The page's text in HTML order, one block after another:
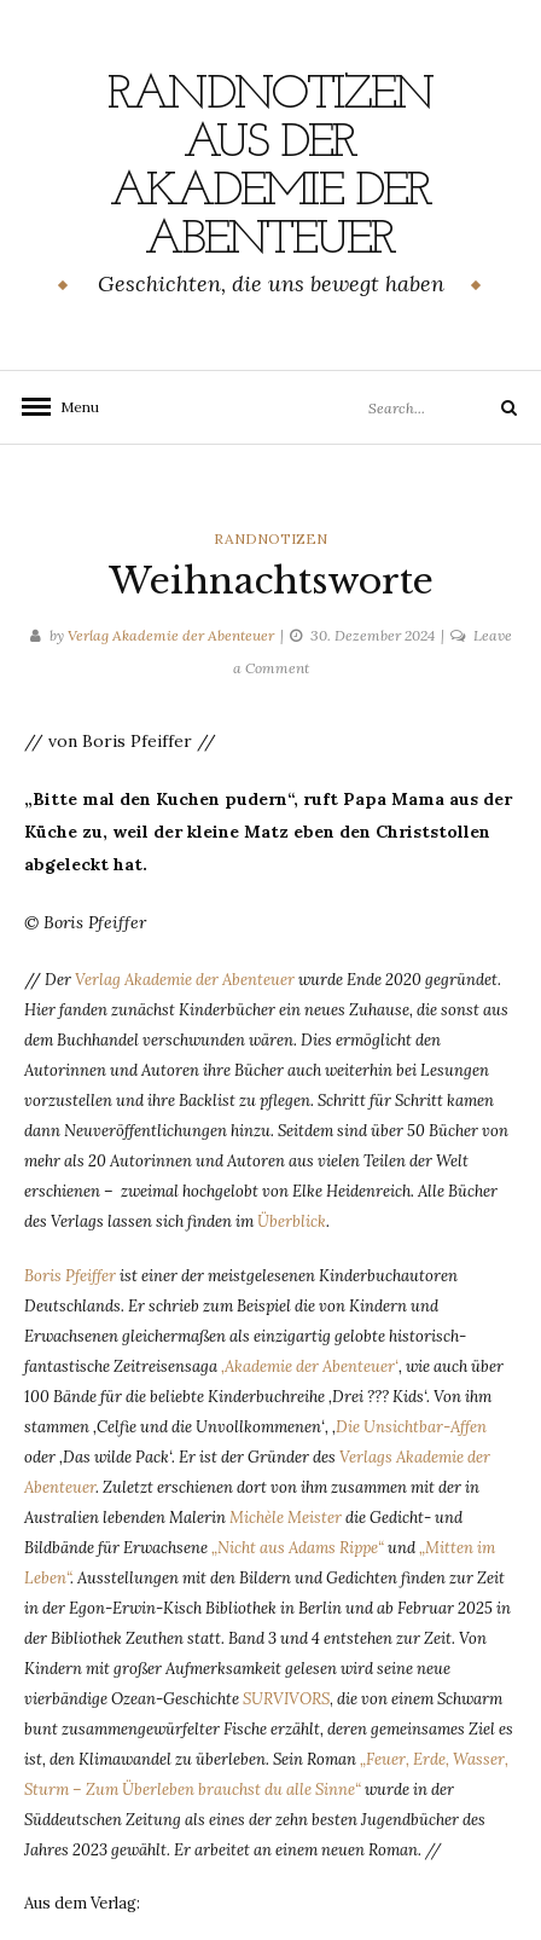
RANDNOTIZEN
AUS DER
AKADEMIE DER
ABENTEUER
Geschichten, die uns bewegt haben
Menu
for:
Search
CATEGORIES
RANDNOTIZEN
Weihnachtsworte
by Verlag Akademie der Abenteuer 30. Dezember 2024
Leave
a Commenton
// von Boris Pfeiffer //
„Bitte mal den Kuchen pudern“, ruft Papa Mama aus der
Küche zu, weil der kleine Matz eben den Christstollen
abgeleckt hat.
© Boris Pfeiffer
//DerVerlag Akademie der Abenteuerwurde Ende 2020 gegründet.
Hier fanden zunächst Kinderbücher ein neues Zuhause, die sonst aus
dem Buchhandel verschwunden wären. Dies ermöglicht den
Autorinnen und Autoren ihre Bücher auch weiterhin bei Lesungen
vorzustellen und ihre Backlist zu pflegen. Schritt für Schritt kamen
dann Neuveröffentlichungen hinzu. Seitdem sind über 50 Bücher von
mehr als 20 Autorinnen und Autoren aus vielen Teilen der Welt
erschienen – zweimal hochgelobt von Elke Heidenreich. Alle Bücher
des Verlags lassen sich finden imÜberblick.
Boris Pfeifferist einer der meistgelesenen Kinderbuchautoren
Deutschlands. Er schrieb zum Beispiel die von Kindern und
Erwachsenen gleichermaßen als einzigartig gelobte historisch-
fantastische Zeitreisensaga‚Akademie der Abenteuer‘, wie auch über
100 Bände für die beliebte Kinderbuchreihe ‚Drei ??? Kids‘. Von ihm
stammen ‚Celfie und die Unvollkommenen‘, ‚Die Unsichtbar-Affen
oder ‚Das wilde Pack‘. Er ist der Gründer des Verlags Akademie der
Abenteuer. Zuletzt erschienen dort von ihm zusammen mit der in
Australien lebenden MalerinMichèle Meisterdie Gedicht- und
Bildbände für Erwachsene„Nicht aus Adams Rippe“und„Mitten im
Leben“. Ausstellungen mit den Bildern und Gedichten finden zur Zeit
in der Egon-Erwin-Kisch Bibliothek in Berlin und ab Februar 2025 in
der Bibliothek Zeuthen statt. Band 3 und 4 entstehen zur Zeit. Von
Kindern mit großer Aufmerksamkeit gelesen wird seine neue
vierbändige Ozean-GeschichteSURVIVORS, die von einem Schwarm
bunt zusammengewürfelter Fische erzählt, deren gemeinsames Ziel es
ist, den Klimawandel zu überleben. Sein Roman„Feuer, Erde, Wasser,
Sturm – Zum Überleben brauchst du alle Sinne“wurde in der
Süddeutschen Zeitung als eines der zehn besten Jugendbücher des
Jahres 2023 gewählt. Er arbeitet an einem neuen Roman. //
Aus dem Verlag: